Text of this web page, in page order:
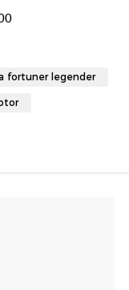
fortuner legender